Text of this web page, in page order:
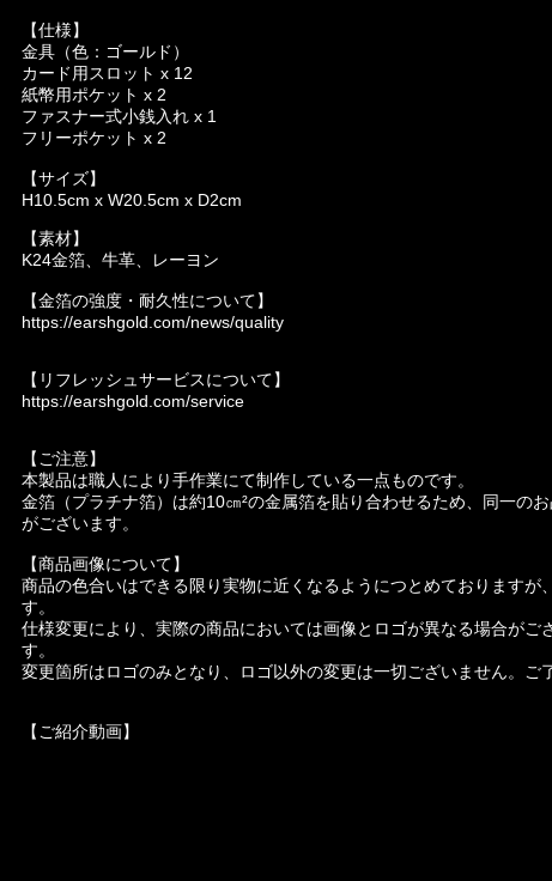
【仕様】
金具（色：ゴールド）
カード用スロット x 12
紙幣用ポケット x 2
ファスナー式小銭入れ x 1
フリーポケット x 2
【サイズ】
H10.5cm x W20.5cm x D2cm
【素材】
K24金箔、牛革、レーヨン
【金箔の強度・耐久性について】
https://earshgold.com/news/quality
【リフレッシュサービスについて】
https://earshgold.com/service
【ご注意】
本製品は職人により手作業にて制作している一点ものです。
金箔（プラチナ箔）は約10㎝²の金属箔を貼り合わせるため、同一の
がございます。
【商品画像について】
商品の色合いはできる限り実物に近くなるようにつとめております
す。
仕様変更により、実際の商品においては画像とロゴが異なる場合が
す。
変更箇所はロゴのみとなり、ロゴ以外の変更は一切ございません。ご
【ご紹介動画】